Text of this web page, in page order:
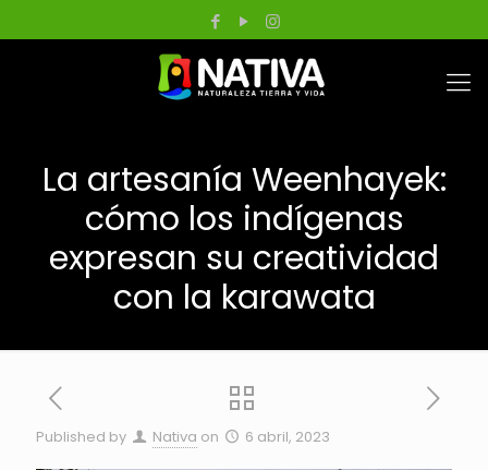
La artesanía Weenhayek:
cómo los indígenas
expresan su creatividad
con la karawata
Published by Nativa on 6 abril, 2023